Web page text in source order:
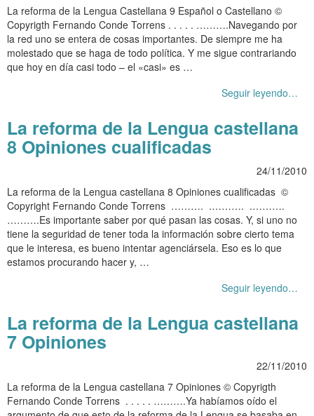
La reforma de la Lengua Castellana 9 Español o Castellano ©
Copyrigth Fernando Conde Torrens . . . . . ……….Navegando por
la red uno se entera de cosas importantes. De siempre me ha
molestado que se haga de todo política. Y me sigue contrariando
que hoy en día casi todo – el «casi» es …
Seguir leyendo…
La reforma de la Lengua castellana
8 Opiniones cualificadas
24/11/2010
La reforma de la Lengua castellana 8 Opiniones cualificadas ©
Copyright Fernando Conde Torrens ………. .………. .……….
……….Es importante saber por qué pasan las cosas. Y, si uno no
tiene la seguridad de tener toda la información sobre cierto tema
que le interesa, es bueno intentar agenciársela. Eso es lo que
estamos procurando hacer y, …
Seguir leyendo…
La reforma de la Lengua castellana
7 Opiniones
22/11/2010
La reforma de la Lengua castellana 7 Opiniones © Copyrigth
Fernando Conde Torrens . . . . . ……….Ya habíamos oído el